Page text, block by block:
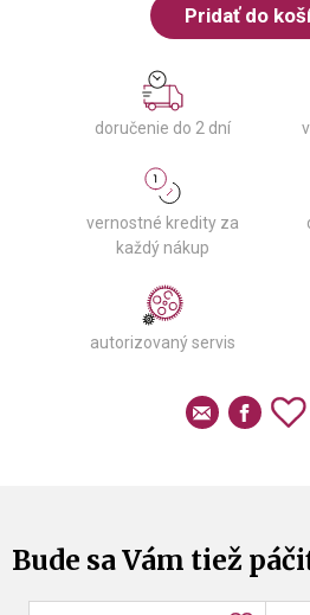
Pridať do
doručenie do 2 dní
vernostné kredity za
každý nákup
autorizovaný servis
Bude sa Vám tiež